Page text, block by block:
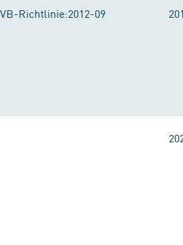
Richtlinie:2012-09